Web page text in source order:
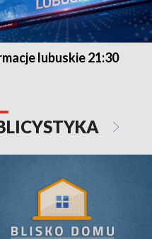
lubuskie 21:30